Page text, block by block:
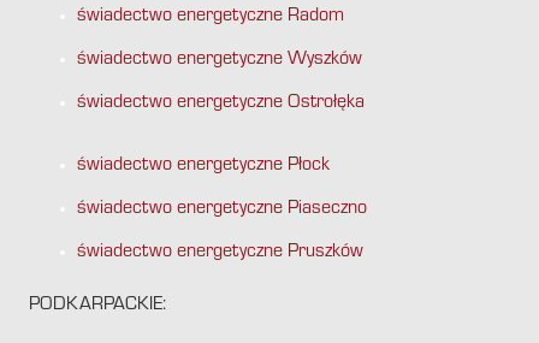
świadectwo energetyczne Radom
świadectwo energetyczne Wyszków
świadectwo energetyczne Ostrołęka
świadectwo energetyczne Płock
świadectwo energetyczne Piaseczno
świadectwo energetyczne Pruszków
PODKARPACKIE: